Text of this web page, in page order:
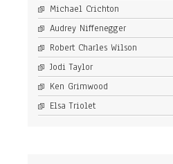
Michael Crichton
Audrey Niffenegger
Robert Charles Wilson
Jodi Taylor
Ken Grimwood
Elsa Triolet